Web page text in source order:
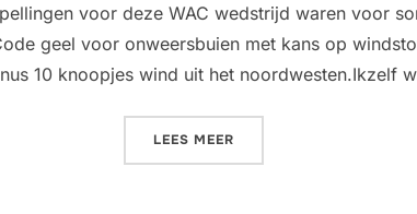
voor deze WAC wedstrijd waren voor
geel voor onweersbuien met kans op
10 knoopjes wind uit het noordwesten.Ikzelf
LEES MEER